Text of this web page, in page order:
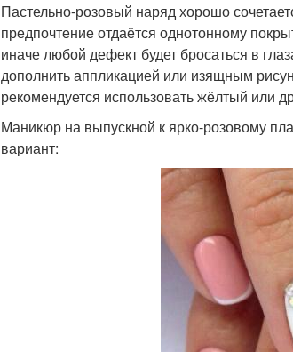
Пастельно-розовый наряд хорошо
предпочтение отдаётся однотонному
иначе любой дефект будет бросаться в
дополнить аппликацией или изящным
рекомендуется использовать жёлтый или
Маникюр на выпускной к ярко-розовому
вариант: